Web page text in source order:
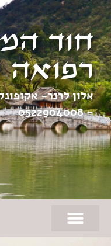
חוד
רפואה
אלון לרנר-
–
0522904008